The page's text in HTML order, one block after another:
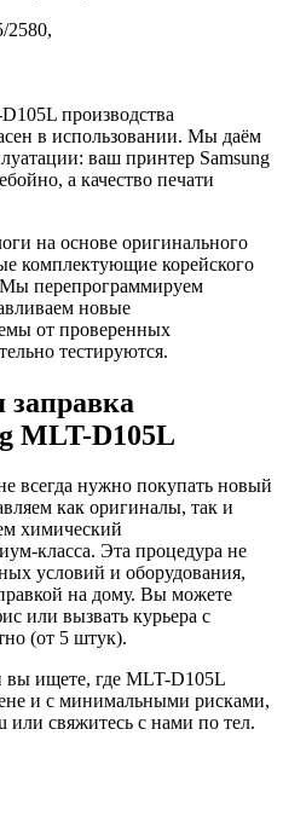
2580,
производства
в использовании. Мы даём
ваш принтер Samsung
а качество печати
на основе оригинального
комплектующие корейского
Мы перепрограммируем
новые
от проверенных
тестируются.
заправка
MLT-D105L
всегда нужно покупать новый
как оригиналы, так и
химический
класса. Эта процедура не
условий и оборудования,
на дому. Вы можете
или вызвать курьера с
(от 5 штук).
вы ищете, где MLT-D105L
и с минимальными рисками,
или свяжитесь с нами по тел.